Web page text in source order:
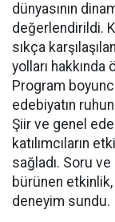
dünyasının
değerlendirildi.
sıkça
yolları
Program
edebiyatın
Şiir ve genel
katılımcıların
sağladı. Soru
bürünen
deneyim sundu.